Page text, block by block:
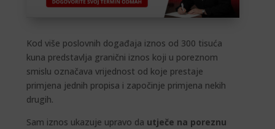
Kod više poslovnih događaja iznos od 300 tisuća
kuna predstavlja granični iznos koji u poreznom
smislu označava vrijednost od koje prestaje
primjena jednih propisa i započinje primjena nekih
drugih.
Sam iznos ukazuje upravo da utječe na poreznu